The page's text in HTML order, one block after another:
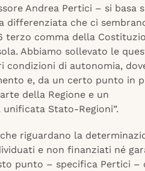
Andrea Pertici – si basa
differenziata che ci
terzo comma della
Abbiamo sollevato le
condizioni di autonomia,
e, da un certo punto in
della Regione e un
Stato-Regioni”.
riguardano la
e non finanziati né
punto – specifica Pertici –